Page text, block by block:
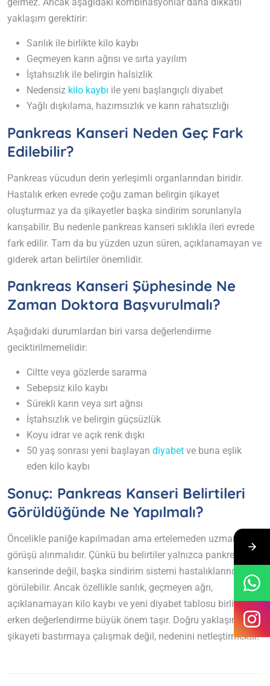
yaklaşım gerektirir:
Sarılık ile birlikte kilo kaybı
Geçmeyen karın ağrısı ve sırta yayılım
İştahsızlık ile belirgin halsizlik
Nedensiz kilo kaybı ile yeni başlangıçlı diyabet
Yağlı dışkılama, hazımsızlık ve karın rahatsızlığı
Pankreas Kanseri Neden Geç Fark
Edilebilir?
Pankreas vücudun derin yerleşimli organlarından biridir.
Hastalık erken evrede çoğu zaman belirgin şikayet
oluşturmaz ya da şikayetler başka sindirim sorunlarıyla
karışabilir. Bu nedenle pankreas kanseri sıklıkla ileri evrede
fark edilir. Tam da bu yüzden uzun süren, açıklanamayan ve
giderek artan belirtiler önemlidir.
Pankreas Kanseri Şüphesinde Ne
Zaman Doktora Başvurulmalı?
Aşağıdaki durumlardan biri varsa değerlendirme
geciktirilmemelidir:
Ciltte veya gözlerde sararma
Sebepsiz kilo kaybı
Sürekli karın veya sırt ağrısı
İştahsızlık ve belirgin güçsüzlük
Koyu idrar ve açık renk dışkı
50 yaş sonrası yeni başlayan diyabet ve buna eşlik
eden kilo kaybı
Sonuç: Pankreas Kanseri Belirtileri
Görüldüğünde Ne Yapılmalı?
Öncelikle paniğe kapılmadan ama ertelemeden uzman
görüşü alınmalıdır. Çünkü bu belirtiler yalnızca pankreas
kanserinde değil, başka sindirim sistemi hastalıklarında da
görülebilir. Ancak özellikle sarılık, geçmeyen ağrı,
açıklanamayan kilo kaybı ve yeni diyabet tablosu birlikteyse
erken değerlendirme büyük önem taşır. Doğru yaklaşım,
şikayeti bastırmaya çalışmak değil, nedenini netleştirmektir.